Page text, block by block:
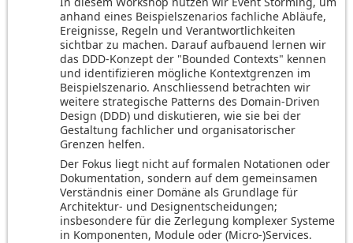
anhand eines Beispielszenarios fachliche Abläufe,
Ereignisse, Regeln und Verantwortlichkeiten
sichtbar zu machen. Darauf aufbauend lernen wir
das DDD-Konzept der "Bounded Contexts" kennen
und identifizieren mögliche Kontextgrenzen im
Beispielszenario. Anschliessend betrachten wir
weitere strategische Patterns des Domain-Driven
Design (DDD) und diskutieren, wie sie bei der
Gestaltung fachlicher und organisatorischer
Grenzen helfen.
Der Fokus liegt nicht auf formalen Notationen oder
Dokumentation, sondern auf dem gemeinsamen
Verständnis einer Domäne als Grundlage für
Architektur- und Designentscheidungen;
insbesondere für die Zerlegung komplexer Systeme
in Komponenten, Module oder (Micro-)Services.